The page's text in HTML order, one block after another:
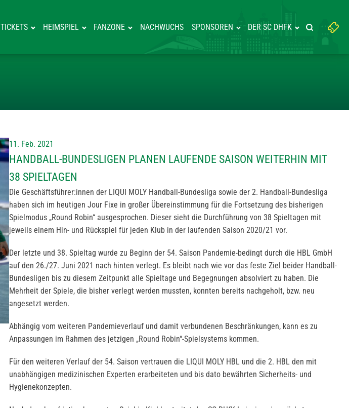
TICKETS HEIMSPIEL FANZONE NACHWUCHS SPONSOREN DER SC DHFK
Suchbegriff
eingeben:
Suche
11. Feb. 2021
HANDBALL-BUNDESLIGEN PLANEN LAUFENDE SAISON WEITERHIN MIT
38 SPIELTAGEN
Die Geschäftsführer:innen der LIQUI MOLY Handball-Bundesliga sowie der 2. Handball-Bundesliga
haben sich im heutigen Jour Fixe in großer Übereinstimmung für die Fortsetzung des bisherigen
Spielmodus „Round Robin“ ausgesprochen. Dieser sieht die Durchführung von 38 Spieltagen mit
jeweils einem Hin- und Rückspiel für jeden Klub in der laufenden Saison 2020/21 vor.
Der letzte und 38. Spieltag wurde zu Beginn der 54. Saison Pandemie-bedingt durch die HBL GmbH
auf den 26./27. Juni 2021 nach hinten verlegt. Es bleibt nach wie vor das feste Ziel beider Handball-
Bundesligen bis zu diesem Zeitpunkt alle Spieltage und Begegnungen absolviert zu haben. Die
Mehrheit der Spiele, die bisher verlegt werden mussten, konnten bereits nachgeholt, bzw. neu
angesetzt werden.
Abhängig vom weiteren Pandemieverlauf und damit verbundenen Beschränkungen, kann es zu
Anpassungen im Rahmen des jetzigen „Round Robin“-Spielsystems kommen.
Für den weiteren Verlauf der 54. Saison vertrauen die LIQUI MOLY HBL und die 2. HBL den mit
unabhängigen medizinischen Experten erarbeiteten und bis dato bewährten Sicherheits- und
Hygienekonzepten.